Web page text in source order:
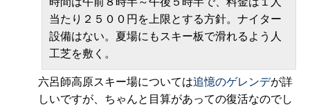
当たり２５００円を上限とする方針。ナイター
設備はない。夏場にもスキー板で滑れるよう人
工芝を敷く。
六呂師高原スキー場については追憶のゲレンデが詳
しいですが、ちゃんと目算があっての復活なのでし